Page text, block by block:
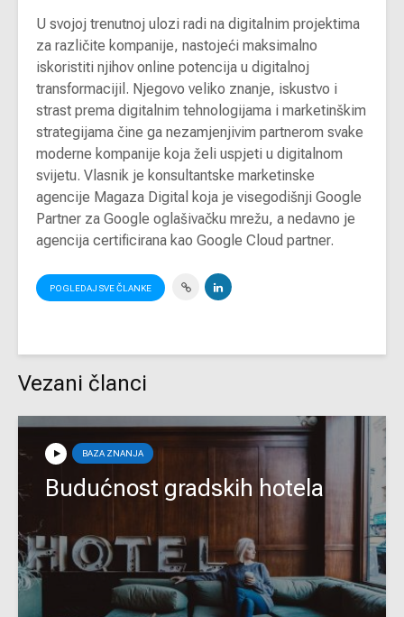
U svojoj trenutnoj ulozi radi na digitalnim projektima
za različite kompanije, nastojeći maksimalno
iskoristiti njihov online potencija u digitalnoj
transformacijil. Njegovo veliko znanje, iskustvo i
strast prema digitalnim tehnologijama i marketinškim
strategijama čine ga nezamjenjivim partnerom svake
moderne kompanije koja želi uspjeti u digitalnom
svijetu. Vlasnik je konsultantske marketinske
agencije Magaza Digital koja je visegodišnji Google
Partner za Google oglašivačku mrežu, a nedavno je
agencija certificirana kao Google Cloud partner.
POGLEDAJ SVE ČLANKE
Vezani članci
BAZA ZNANJA
Budućnost gradskih hotela